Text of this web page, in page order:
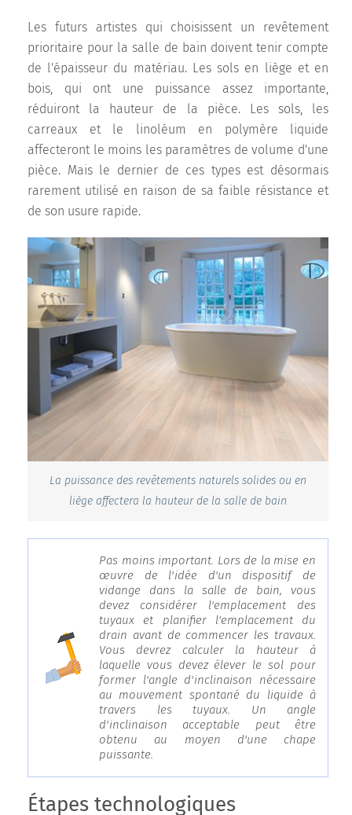
Les futurs artistes qui choisissent un revêtement
prioritaire pour la salle de bain doivent tenir compte
de l'épaisseur du matériau. Les sols en liège et en
bois, qui ont une puissance assez importante,
réduiront la hauteur de la pièce. Les sols, les
carreaux et le linoléum en polymère liquide
affecteront le moins les paramètres de volume d'une
pièce. Mais le dernier de ces types est désormais
rarement utilisé en raison de sa faible résistance et
de son usure rapide.
La puissance des revêtements naturels solides ou en
liège affectera la hauteur de la salle de bain
Pas moins important. Lors de la mise en
œuvre de l'idée d'un dispositif de
vidange dans la salle de bain, vous
devez considérer l'emplacement des
tuyaux et planifier l'emplacement du
drain avant de commencer les travaux.
Vous devrez calculer la hauteur à
laquelle vous devez élever le sol pour
former l'angle d'inclinaison nécessaire
au mouvement spontané du liquide à
travers les tuyaux. Un angle
d'inclinaison acceptable peut être
obtenu au moyen d'une chape
puissante.
Étapes technologiques